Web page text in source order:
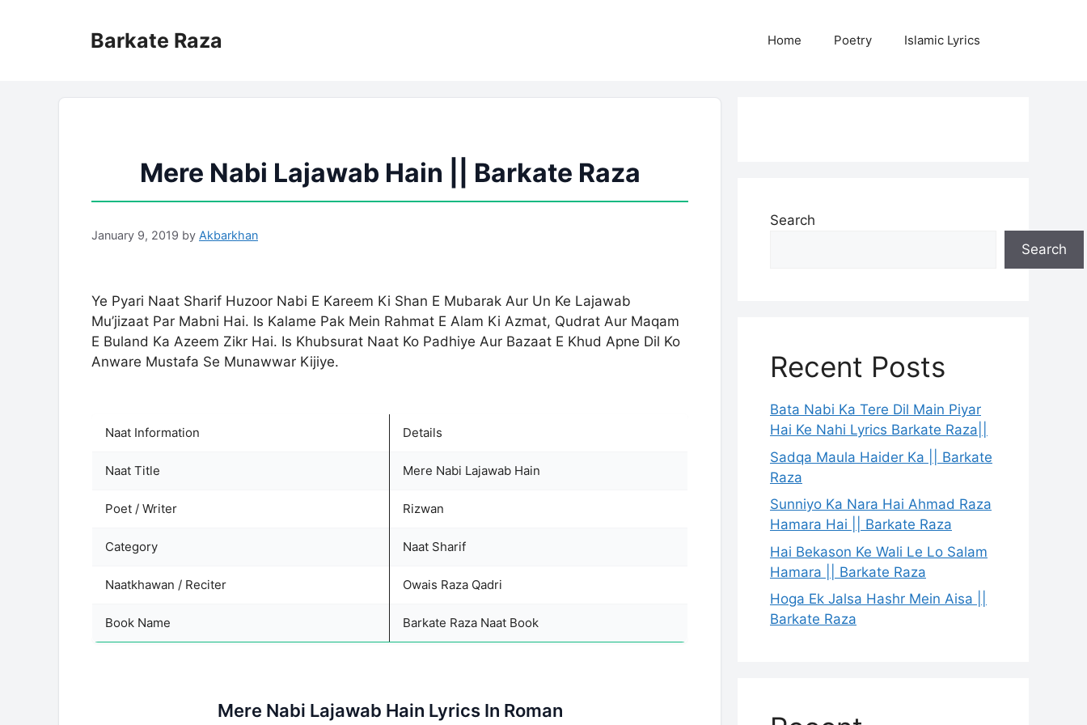
Barkate Raza Home Poetry Islamic Lyrics
Mere Nabi Lajawab Hain || Barkate Raza
January 9, 2019 by Akbarkhan
Ye Pyari Naat Sharif Huzoor Nabi E Kareem Ki Shan E Mubarak Aur Un Ke Lajawab
Mu’jizaat Par Mabni Hai. Is Kalame Pak Mein Rahmat E Alam Ki Azmat, Qudrat Aur Maqam
E Buland Ka Azeem Zikr Hai. Is Khubsurat Naat Ko Padhiye Aur Bazaat E Khud Apne Dil Ko
Anware Mustafa Se Munawwar Kijiye.
Naat Information Details
Naat Title Mere Nabi Lajawab Hain
Poet / Writer Rizwan
Category Naat Sharif
Naatkhawan / Reciter Owais Raza Qadri
Book Name Barkate Raza Naat Book
Mere Nabi Lajawab Hain Lyrics In Roman
Search
Search
Recent Posts
Bata Nabi Ka Tere Dil Main Piyar
Hai Ke Nahi Lyrics Barkate Raza||
Sadqa Maula Haider Ka || Barkate
Raza
Sunniyo Ka Nara Hai Ahmad Raza
Hamara Hai || Barkate Raza
Hai Bekason Ke Wali Le Lo Salam
Hamara || Barkate Raza
Hoga Ek Jalsa Hashr Mein Aisa ||
Barkate Raza